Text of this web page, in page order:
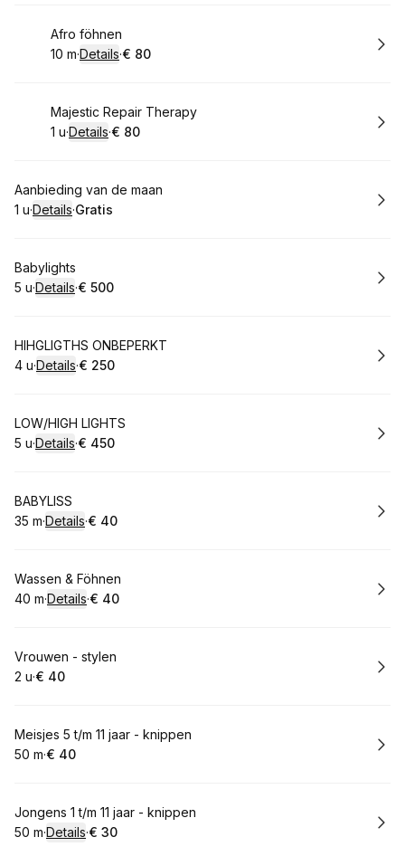
Boek
Afro föhnen
.Duur:
10 m·Details·
.Prijs:
€ 80
Boek
Majestic Repair Therapy
. Duur:
1 u·Details·
.Prijs:
€ 80
Boek
Aanbieding van de maan
. Duur:
1 u·Details·
.Prijs:
Gratis
Boek
Babylights
. Duur:
5 u·Details·
.Prijs:
€ 500
Boek
HIHGLIGTHS ONBEPERKT
. Duur:
4 u·Details·
.Prijs:
€ 250
Boek
LOW/HIGH LIGHTS
. Duur:
5 u·Details·
.Prijs:
€ 450
Boek
BABYLISS
.Duur:
35 m·Details·
.Prijs:
€ 40
Boek
Wassen & Föhnen
.Duur:
40 m·Details·
.Prijs:
€ 40
Boek
Vrouwen - stylen
. Duur:
2 u·
.Prijs:
€ 40
Boek
Meisjes 5 t/m 11 jaar - knippen
.Duur :
50 m·
.Prijs:
€ 40
Boek
Jongens 1 t/m 11 jaar - knippen
.Duur:
50 m·Details·
.Prijs:
€ 30